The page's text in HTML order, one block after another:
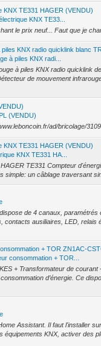
KNX TE331 HAGER (VENDU)
KNX TE33...
le prix neuf... Faut que je
KNX radio quicklink blanc
à piles KNX radi...
à piles KNX radio quicklink
de mouvement
(VENDU)
ad/bricolage/
KNX TE331 HAGER (VENDU)
KNX TE331 HA...
TE331 Compteur
simple: un câblage traversant
de 4 canaux, paramétrés
ausiliaires, LED, relais
+ TOR ZN1AC-
consommation + TOR...
+ Transformateur de courant
d’énergie. Ce
Assistant. Il faut l'installer
KNX, activer des